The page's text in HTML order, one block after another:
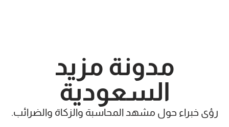
مدونة مزيد
السعودية
رؤى خبراء حول مشهد المحاسبة والزكاة والضرائب.